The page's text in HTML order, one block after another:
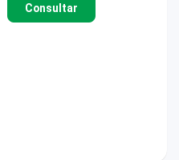
Consultar